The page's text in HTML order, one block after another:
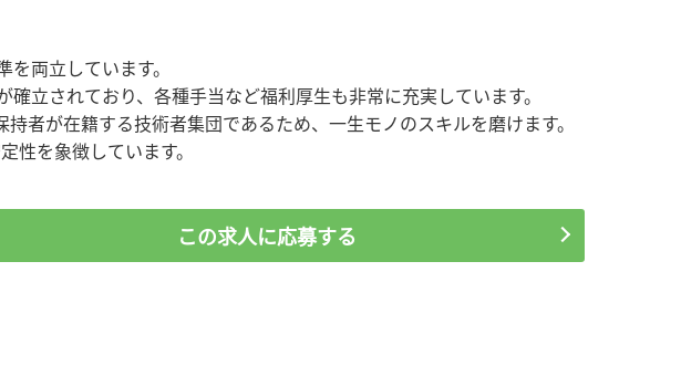
両立しています。
立されており、各種手当など福利厚生も非常に充実しています。
者が在籍する技術者集団であるため、一生モノのスキルを磨けます。
を象徴しています。
この求人に応募する